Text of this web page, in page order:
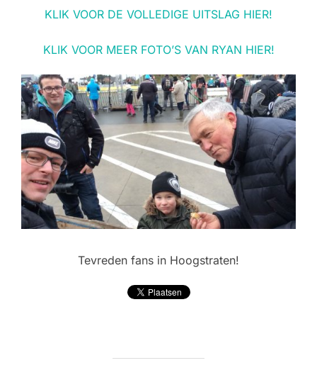
KLIK VOOR DE VOLLEDIGE UITSLAG HIER!
KLIK VOOR MEER FOTO’S VAN RYAN HIER!
Tevreden fans in Hoogstraten!